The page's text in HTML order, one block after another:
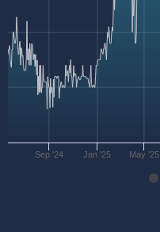
Sep '24 Jan '25 May '25